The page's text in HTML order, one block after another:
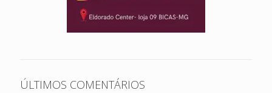
ÚLTIMOS COMENTÁRIOS